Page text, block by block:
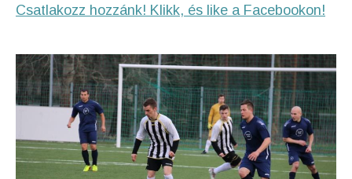
Csatlakozz hozzánk! Klikk, és like a Facebookon!